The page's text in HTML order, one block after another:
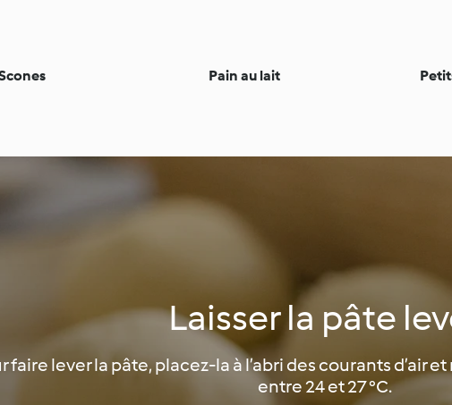
Pain au lait
Laisser la pâte
faire lever la pâte, placez-la à l’abri des courants d’air
entre 24 et 27 °C.